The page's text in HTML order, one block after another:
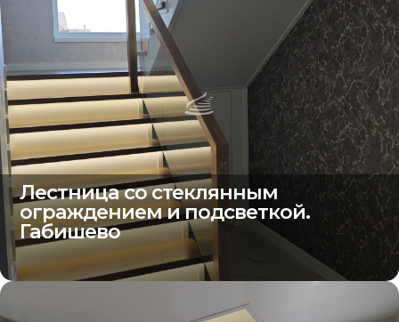
Лестница со стеклянным
ограждением и подсветкой.
Габишево